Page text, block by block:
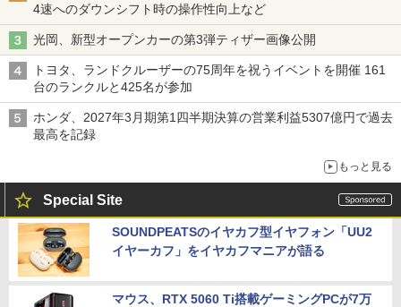
4速へのダウンシフト時の操作性向上など
光岡、新型オープンカーの第3弾ティザー画像公開
トヨタ、ランドクルーザーの75周年を祝うイベントを開催 161
台のランクルと425名が参加
ホンダ、2027年3月期第1四半期決算の営業利益5307億円で過去
最高を記録
もっと見る
Special Site
SOUNDPEATSのイヤカフ型イヤフォン「UU2
イヤーカフ」をイヤカフマニアが語る
マウス、RTX 5060 Ti搭載ゲーミングPCが7万